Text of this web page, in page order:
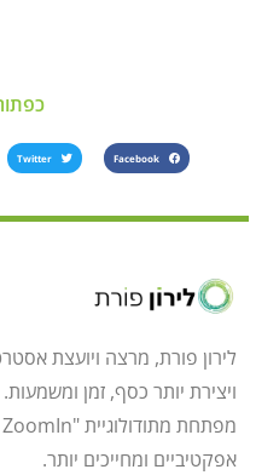
Facebook
Twitter
לירון פורת, מרצה ויועצת
ויצירת יותר כסף, זמן ומשמעות.
אפקטיביים ומחייכים יותר.